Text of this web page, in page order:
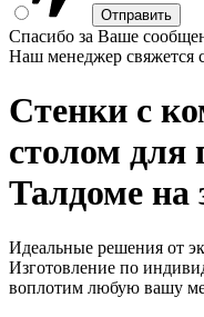
Спасибо за Ваше
Наш менеджер свяжется
Стенки с
столом для
Талдоме на
Идеальные решения от
Изготовление по
воплотим любую вашу